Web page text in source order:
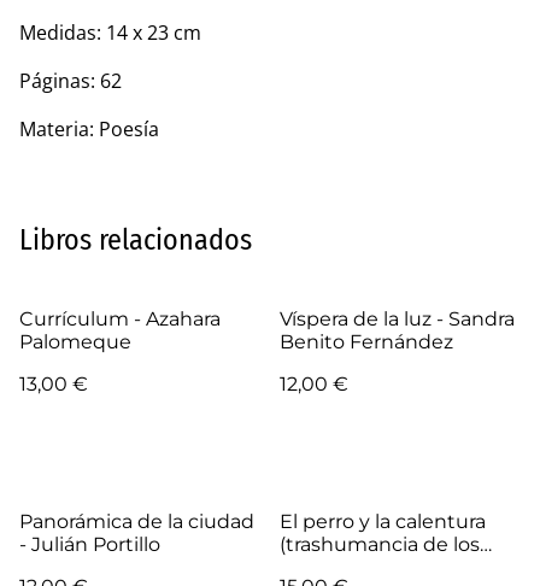
Medidas: 14 x 23 cm
Páginas: 62
Materia: Poesía
Libros relacionados
Currículum - Azahara
Palomeque
13,00 €
Víspera de la luz - Sandra
Benito Fernández
12,00 €
Panorámica de la ciudad
- Julián Portillo
El perro y la calentura
(trashumancia de los